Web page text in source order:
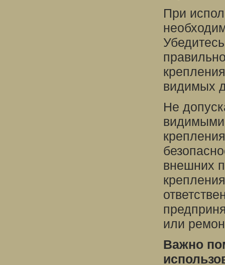
При
видимых
Не
внешних
или
Важно